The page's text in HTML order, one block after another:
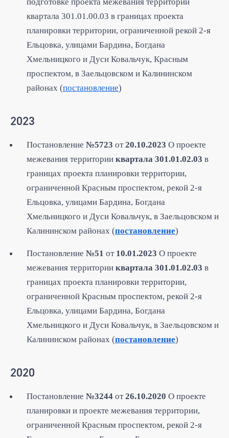
подготовке проекта межевания территории
квартала 301.01.00.03 в границах проекта
планировки территории, ограниченной рекой 2-я
Ельцовка, улицами Бардина, Богдана
Хмельницкого и Дуси Ковальчук, Красным
проспектом, в Заельцовском и Калининском
районах (постановление)
2023
Постановление №5723 от20.10.2023 О проекте
межевания территории квартала 301.01.02.03 в
границах проекта планировки территории,
ограниченной Красным проспектом, рекой 2-я
Ельцовка, улицами Бардина, Богдана
Хмельницкого и Дуси Ковальчук, в Заельцовском и
Калининском районах (постановление)
Постановление №51 от 10.01.2023 О проекте
межевания территории квартала 301.01.02.03 в
границах проекта планировки территории,
ограниченной Красным проспектом, рекой 2-я
Ельцовка, улицами Бардина, Богдана
Хмельницкого и Дуси Ковальчук, в Заельцовском и
Калининском районах (постановление)
2020
Постановление №3244 от26.10.2020 О проекте
планировки и проекте межевания территории,
ограниченной Красным проспектом, рекой 2-я